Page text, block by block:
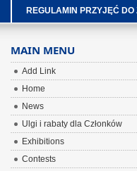
REGULAMIN PRZYJĘĆ DO
MAIN MENU
Add Link
Home
News
Ulgi i rabaty dla Członków
Exhibitions
Contests